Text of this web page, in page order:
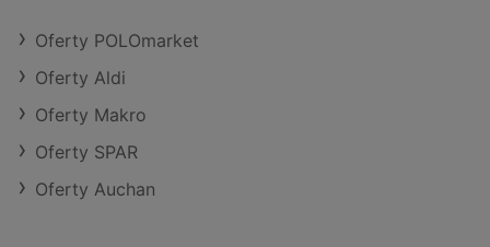
Oferty POLOmarket
Oferty Aldi
Oferty Makro
Oferty SPAR
Oferty Auchan